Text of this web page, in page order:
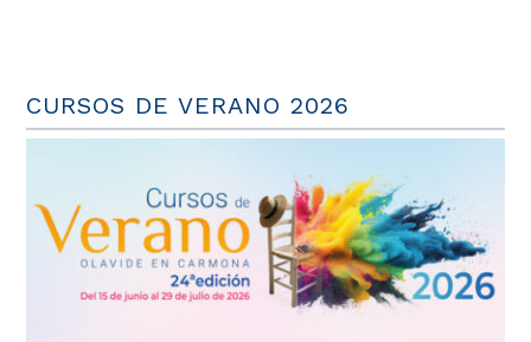
CURSOS DE VERANO 2026